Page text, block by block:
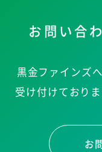
お問い合
黒金ファインズ
受け付けておりま
お